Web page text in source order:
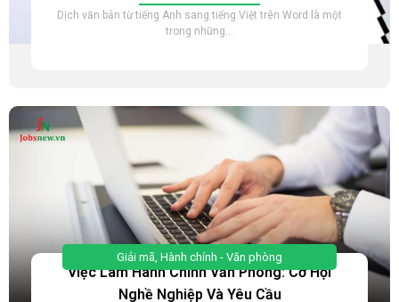
Dịch văn bản từ tiếng Anh sang tiếng Việt trên Word là một
trong những...
Giải mã Hành chính - Văn phòng
Việc Làm Hành Chính Văn Phòng: Cơ Hội
Nghề Nghiệp Và Yêu Cầu